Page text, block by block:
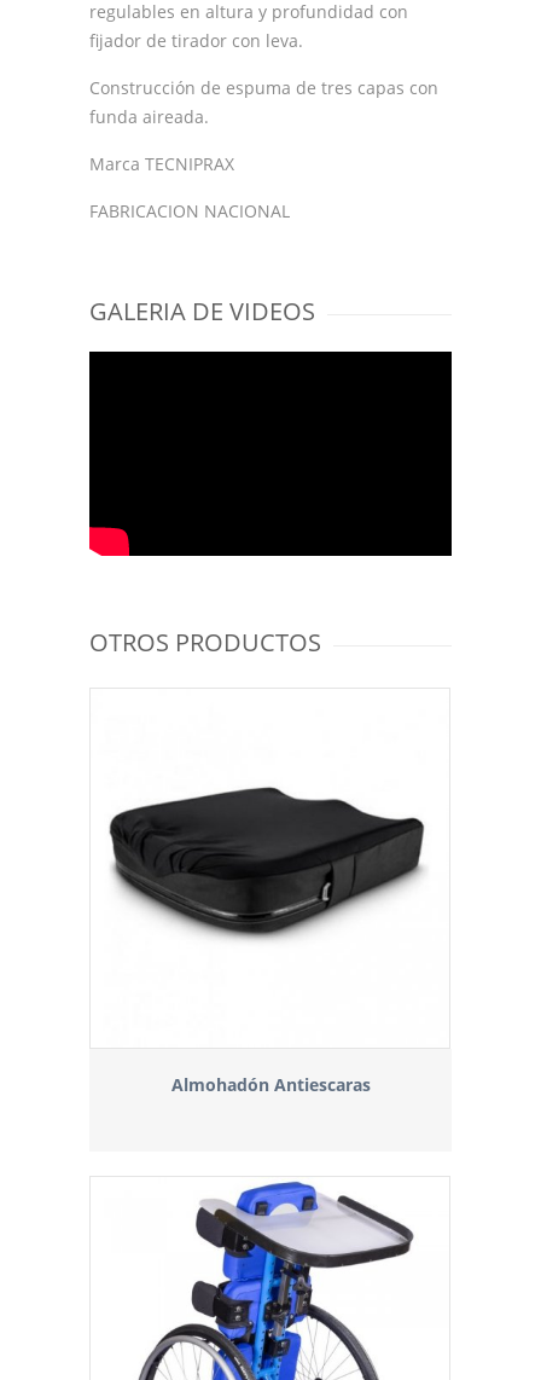
regulables en altura y profundidad con
fijador de tirador con leva.
Construcción de espuma de tres capas con
funda aireada.
Marca TECNIPRAX
FABRICACION NACIONAL
GALERIA DE VIDEOS
OTROS PRODUCTOS
Almohadón Antiescaras